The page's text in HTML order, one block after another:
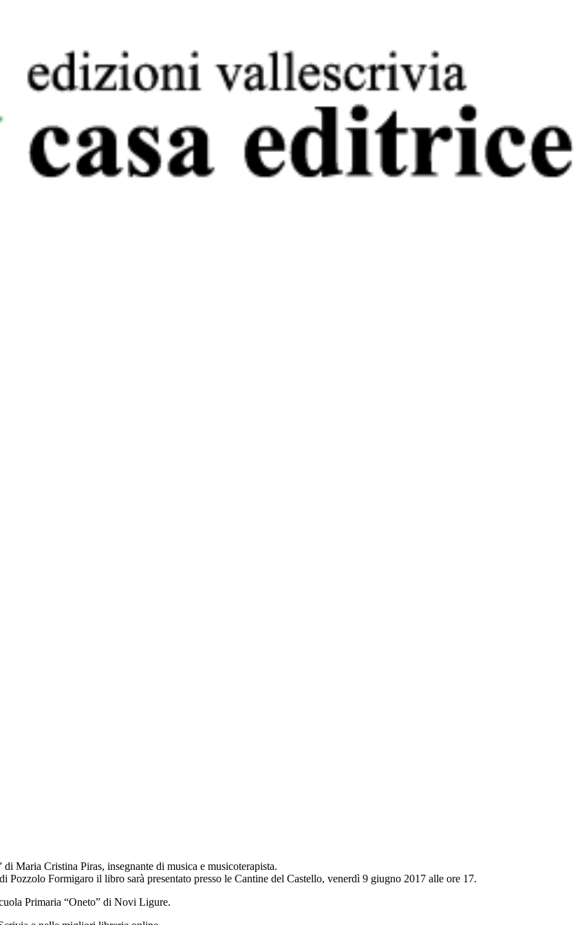
Cristina Piras, insegnante di musica e musicoterapista.
Formigaro il libro sarà presentato presso le Cantine del Castello, venerdì 9 giugno 2017 alle ore 17.
Primaria “Oneto” di Novi Ligure.